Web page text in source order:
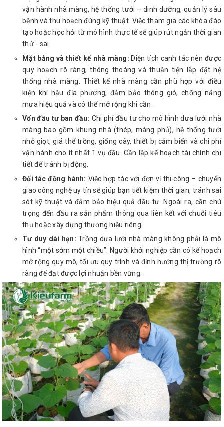
vận hành nhà màng, hệ thống tưới – dinh dưỡng, quản lý sâu
bệnh và thu hoạch đúng kỹ thuật. Việc tham gia các khóa đào
tạo hoặc học hỏi từ mô hình thực tế sẽ giúp rút ngắn thời gian
thử - sai.
Mặt bằng và thiết kế nhà màng: Diện tích canh tác nên được
quy hoạch rõ ràng, thông thoáng và thuận tiện lắp đặt hệ
thống nhà màng. Thiết kế nhà màng cần phù hợp với điều
kiện khí hậu địa phương, đảm bảo thông gió, chống nắng
mưa hiệu quả và có thể mở rộng khi cần.
Vốn đầu tư ban đầu: Chi phí đầu tư cho mô hình dưa lưới nhà
màng bao gồm khung nhà (thép, màng phủ), hệ thống tưới
nhỏ giọt, giá thể trồng, giống cây, thiết bị cảm biến và chi phí
vận hành cho ít nhất 1 vụ đầu. Cần lập kế hoạch tài chính chi
tiết để tránh bị động.
Đối tác đồng hành: Việc hợp tác với đơn vị thi công – chuyển
giao công nghệ uy tín sẽ giúp bạn tiết kiệm thời gian, tránh sai
sót kỹ thuật và đảm bảo hiệu quả đầu tư. Ngoài ra, cần chú
trọng đến đầu ra sản phẩm thông qua liên kết với chuỗi tiêu
thụ hoặc xây dựng thương hiệu riêng.
Tư duy dài hạn: Trồng dưa lưới nhà màng không phải là mô
hình “một sớm một chiều”. Người khởi nghiệp cần có kế hoạch
mở rộng quy mô, tối ưu quy trình và định hướng thị trường rõ
ràng để đạt được lợi nhuận bền vững.